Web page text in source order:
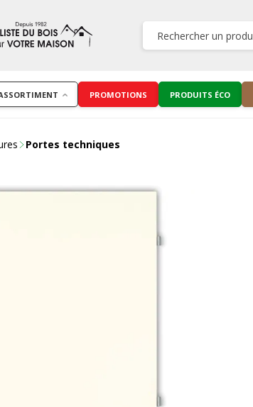
PROMOTIONS PRODUITS ÉCO
Portes techniques